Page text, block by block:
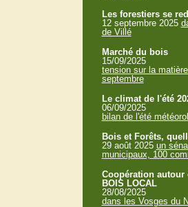
Les forestiers se
12 septembre 2025
de Villé
Marché du bois
15/09/2025
tension sur la
septembre
Le climat de l'été
06/09/2025
bilan de l'été
Bois et Forêts,
29 août 2025 un
municipaux, 100
Coopération autour
BOIS LOCAL
28/08/2025
dans les Vosges du